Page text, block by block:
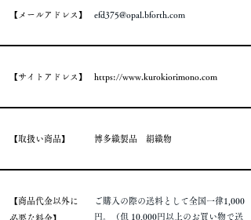
​【メールアドレス】 efd375@opal.bforth.com
​【サイトアドレス】 https://www.kurokiorimono.com
​【取扱い商品】 ​博多織製品 絹織物
​【商品代金以外に
必要な料金】
ご購入の際の送料として全国一律1,000
円。
（但 10,000円以上のお買い物で送